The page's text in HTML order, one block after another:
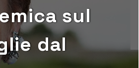
sul
dal